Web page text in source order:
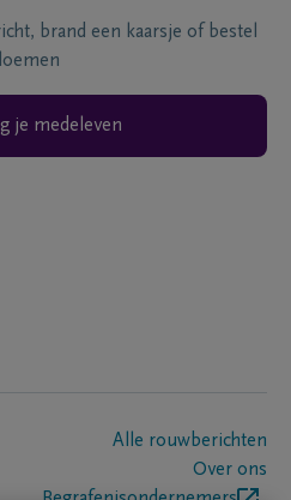
brand een kaarsje of bestel
je medeleven
Alle rouwberichten
Over ons